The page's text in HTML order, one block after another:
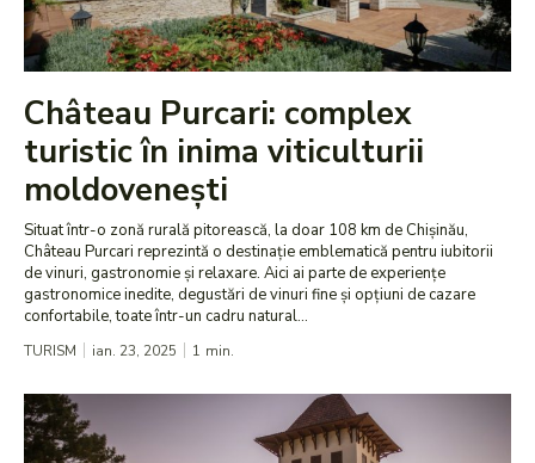
Château Purcari: complex
turistic în inima viticulturii
moldovenești
Situat într-o zonă rurală pitorească, la doar 108 km de Chișinău,
Château Purcari reprezintă o destinație emblematică pentru iubitorii
de vinuri, gastronomie și relaxare. Aici ai parte de experiențe
gastronomice inedite, degustări de vinuri fine și opțiuni de cazare
confortabile, toate într-un cadru natural...
TURISM ian. 23, 2025 1 min.